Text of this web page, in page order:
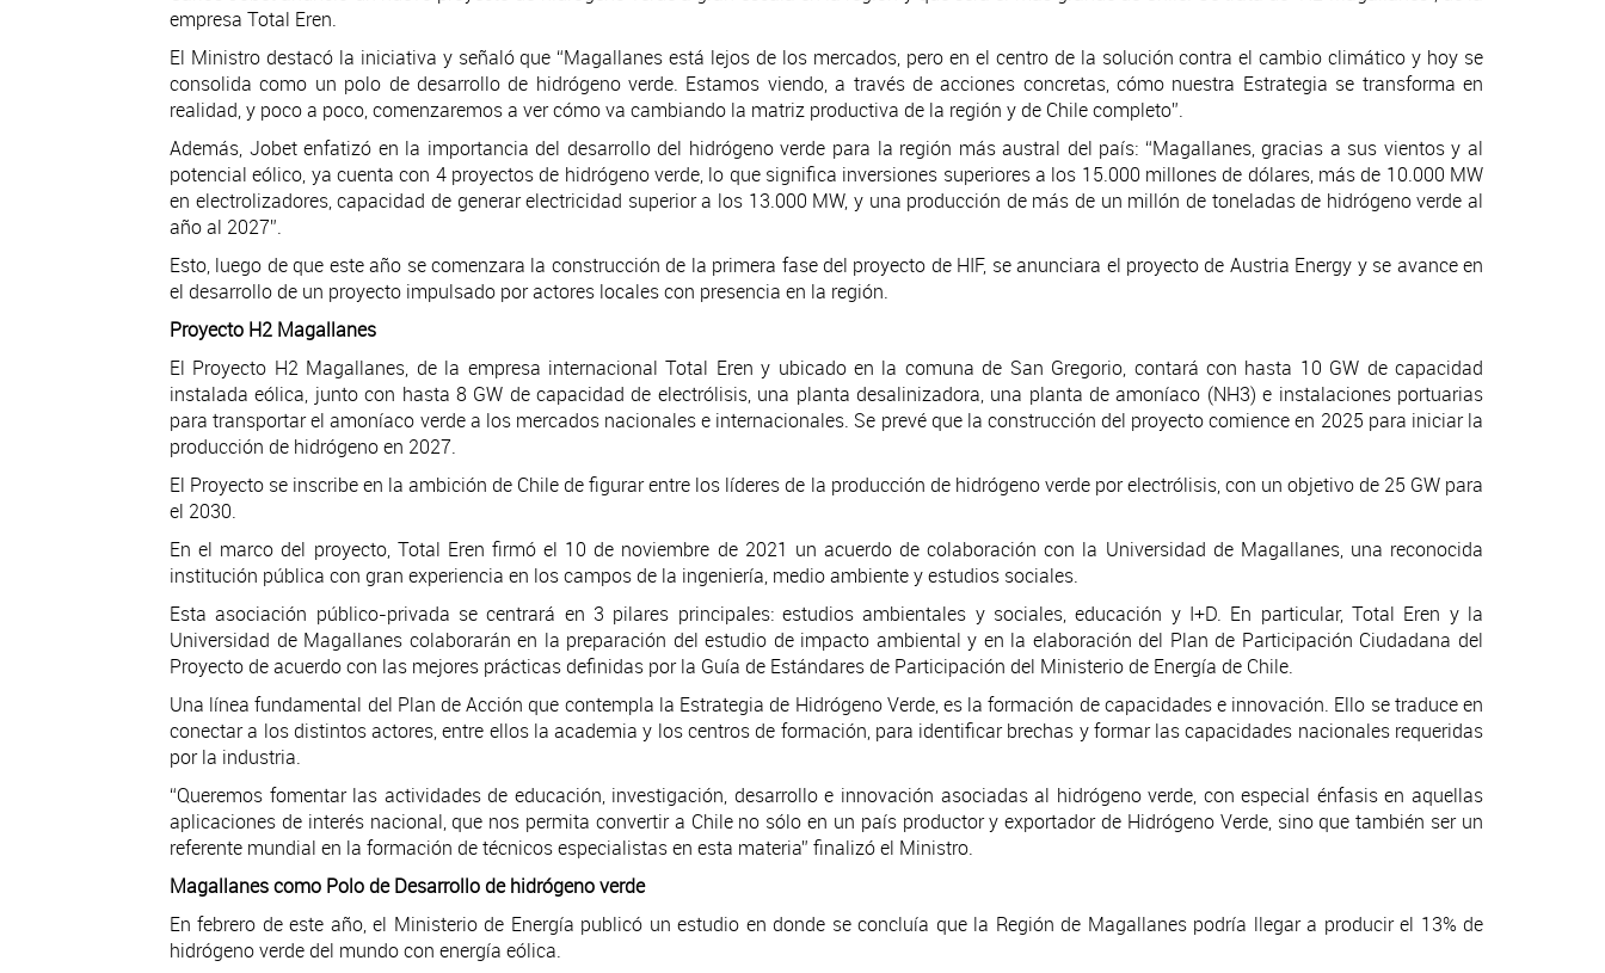
empresa Total Eren.
El Ministro destacó la iniciativa y señaló que “Magallanes está lejos de los mercados, pero en el centro de la solución contra el cambio climático y hoy se
consolida como un polo de desarrollo de hidrógeno verde. Estamos viendo, a través de acciones concretas, cómo nuestra Estrategia se transforma en
realidad, y poco a poco, comenzaremos a ver cómo va cambiando la matriz productiva de la región y de Chile completo”.
Además, Jobet enfatizó en la importancia del desarrollo del hidrógeno verde para la región más austral del país: “Magallanes, gracias a sus vientos y al
potencial eólico, ya cuenta con 4 proyectos de hidrógeno verde, lo que significa inversiones superiores a los 15.000 millones de dólares, más de 10.000 MW
en electrolizadores, capacidad de generar electricidad superior a los 13.000 MW, y una producción de más de un millón de toneladas de hidrógeno verde al
año al 2027”.
Esto, luego de que este año se comenzara la construcción de la primera fase del proyecto de HIF, se anunciara el proyecto de Austria Energy y se avance en
el desarrollo de un proyecto impulsado por actores locales con presencia en la región.
Proyecto H2 Magallanes
El Proyecto H2 Magallanes, de la empresa internacional Total Eren y ubicado en la comuna de San Gregorio, contará con hasta 10 GW de capacidad
instalada eólica, junto con hasta 8 GW de capacidad de electrólisis, una planta desalinizadora, una planta de amoníaco (NH3) e instalaciones portuarias
para transportar el amoníaco verde a los mercados nacionales e internacionales. Se prevé que la construcción del proyecto comience en 2025 para iniciar la
producción de hidrógeno en 2027.
El Proyecto se inscribe en la ambición de Chile de figurar entre los líderes de la producción de hidrógeno verde por electrólisis, con un objetivo de 25 GW para
el 2030.
En el marco del proyecto, Total Eren firmó el 10 de noviembre de 2021 un acuerdo de colaboración con la Universidad de Magallanes, una reconocida
institución pública con gran experiencia en los campos de la ingeniería, medio ambiente y estudios sociales.
Esta asociación público-privada se centrará en 3 pilares principales: estudios ambientales y sociales, educación y I+D. En particular, Total Eren y la
Universidad de Magallanes colaborarán en la preparación del estudio de impacto ambiental y en la elaboración del Plan de Participación Ciudadana del
Proyecto de acuerdo con las mejores prácticas definidas por la Guía de Estándares de Participación del Ministerio de Energía de Chile.
Una línea fundamental del Plan de Acción que contempla la Estrategia de Hidrógeno Verde, es la formación de capacidades e innovación. Ello se traduce en
conectar a los distintos actores, entre ellos la academia y los centros de formación, para identificar brechas y formar las capacidades nacionales requeridas
por la industria.
“Queremos fomentar las actividades de educación, investigación, desarrollo e innovación asociadas al hidrógeno verde, con especial énfasis en aquellas
aplicaciones de interés nacional, que nos permita convertir a Chile no sólo en un país productor y exportador de Hidrógeno Verde, sino que también ser un
referente mundial en la formación de técnicos especialistas en esta materia” finalizó el Ministro.
Magallanes como Polo de Desarrollo de hidrógeno verde
En febrero de este año, el Ministerio de Energía publicó un estudio en donde se concluía que la Región de Magallanes podría llegar a producir el 13% de
hidrógeno verde del mundo con energía eólica.